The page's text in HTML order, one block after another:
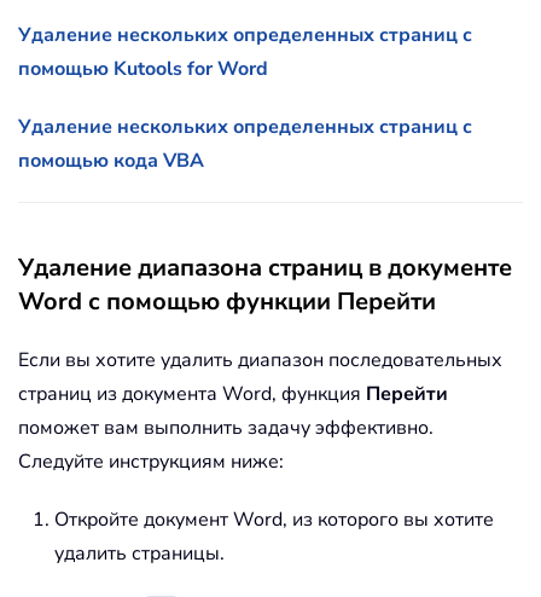
Удаление нескольких определенных страниц с
помощью Kutools for Word
Удаление нескольких определенных страниц с
помощью кода VBA
Удаление диапазона страниц в документе
Word с помощью функции Перейти
Если вы хотите удалить диапазон последовательных
страниц из документа Word, функция Перейти
поможет вам выполнить задачу эффективно.
Следуйте инструкциям ниже:
Откройте документ Word, из которого вы хотите
удалить страницы.